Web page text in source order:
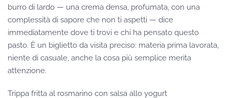
burro di lardo — una crema densa, profumata, con una
complessità di sapore che non ti aspetti — dice
immediatamente dove ti trovi e chi ha pensato questo
pasto. È un biglietto da visita preciso: materia prima lavorata,
niente di casuale, anche la cosa più semplice merita
attenzione.
Trippa fritta al rosmarino con salsa allo yogurt